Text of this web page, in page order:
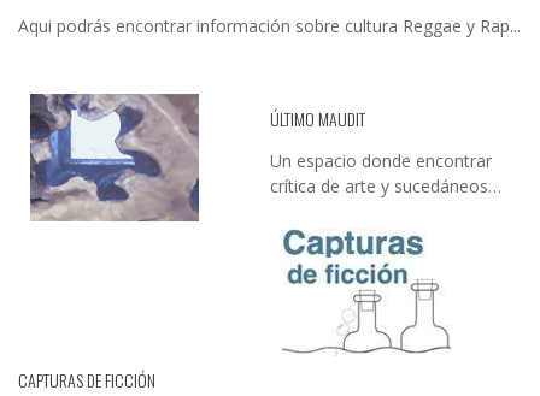
Aqui podrás encontrar información sobre cultura Reggae y Rap...
ÚLTIMO MAUDIT
Un espacio donde encontrar
crítica de arte y sucedáneos…
CAPTURAS DE FICCIÓN